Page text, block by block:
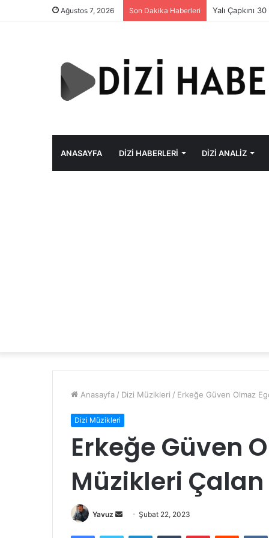
Ağustos 7, 2026 Son Dakika Haberleri Yalı Çapkını
ANASAYFA DIZI HABERLERI DIZI ANALIZ
Anasayfa / Dizi Müzikleri / Erkeğe Güven Olmaz
Dizi Müzikleri
Erkeğe Güven
Müzikleri Çalan
Yavuz
Bir
Şubat 22, 2023
FacebookTwitter LinkedInTumblr PinterestReddit